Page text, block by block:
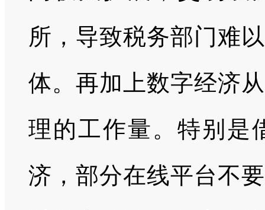
所，导致税务部门难
体。再加上数字经济
理的工作量。特别是
济，部分在线平台不